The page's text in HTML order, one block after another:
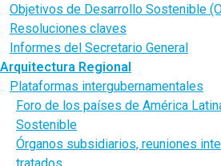
Objetivos de Desarrollo Sostenible
Resoluciones claves
Informes del Secretario General
Arquitectura Regional
Plataformas intergubernamentales
Foro de los países de América
Sostenible
Órganos subsidiarios, reuniones